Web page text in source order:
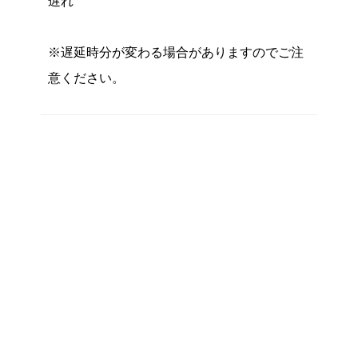
※遅延時分が変わる場合がありますのでご注
意ください。